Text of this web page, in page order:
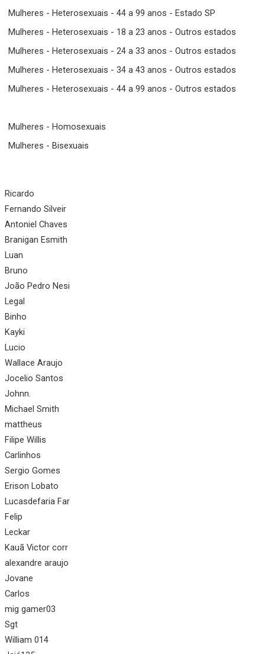
Mulheres - Heterosexuais - 44 a 99 anos - Estado SP
Mulheres - Heterosexuais - 18 a 23 anos - Outros estados
Mulheres - Heterosexuais - 24 a 33 anos - Outros estados
Mulheres - Heterosexuais - 34 a 43 anos - Outros estados
Mulheres - Heterosexuais - 44 a 99 anos - Outros estados
Mulheres - Homosexuais
Mulheres - Bisexuais
Ricardo
Fernando Silveir
Antoniel Chaves
Branigan Esmith
Luan
Bruno
João Pedro Nesi
Legal
Binho
Kayki
Lucio
Wallace Araujo
Jocelio Santos
Johnn.
Michael Smith
mattheus
Filipe Willis
Carlinhos
Sergio Gomes
Erison Lobato
Lucasdefaria Far
Felip
Leckar
Kauã Victor corr
alexandre araujo
Jovane
Carlos
mig gamer03
Sgt
William 014